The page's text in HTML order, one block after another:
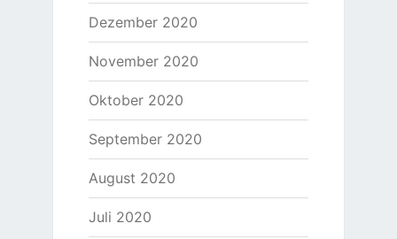
Dezember 2020
November 2020
Oktober 2020
September 2020
August 2020
Juli 2020